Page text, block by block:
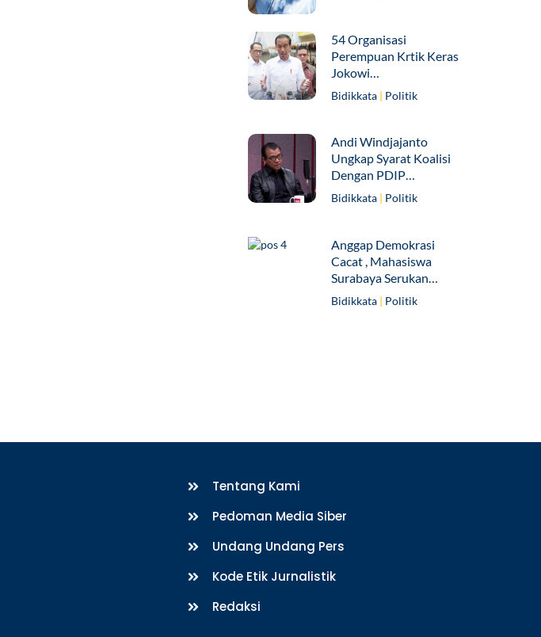
54 Organisasi
Perempuan Krtik Keras
Jokowi…
Bidikkata | Politik
Andi Windjajanto
Ungkap Syarat Koalisi
Dengan PDIP…
Bidikkata | Politik
Anggap Demokrasi
Cacat , Mahasiswa
Surabaya Serukan…
Bidikkata | Politik
Tentang Kami
Pedoman Media Siber
Undang Undang Pers
Kode Etik Jurnalistik
Redaksi